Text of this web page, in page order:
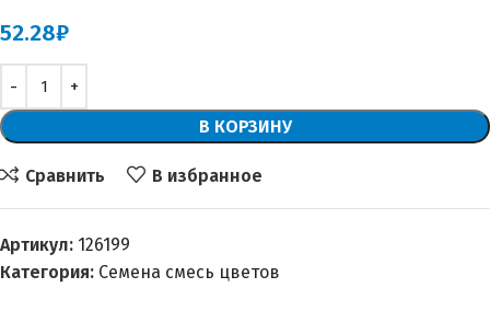
52.28₽
В КОРЗИНУ
Сравнить В избранное
Артикул: 126199
Категория: Семена смесь цветов